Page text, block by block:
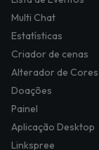
Multi Chat
Estatísticas
Criador de cenas
Alterador de
Doações
Painel
Aplicação Desktop
Linkspree